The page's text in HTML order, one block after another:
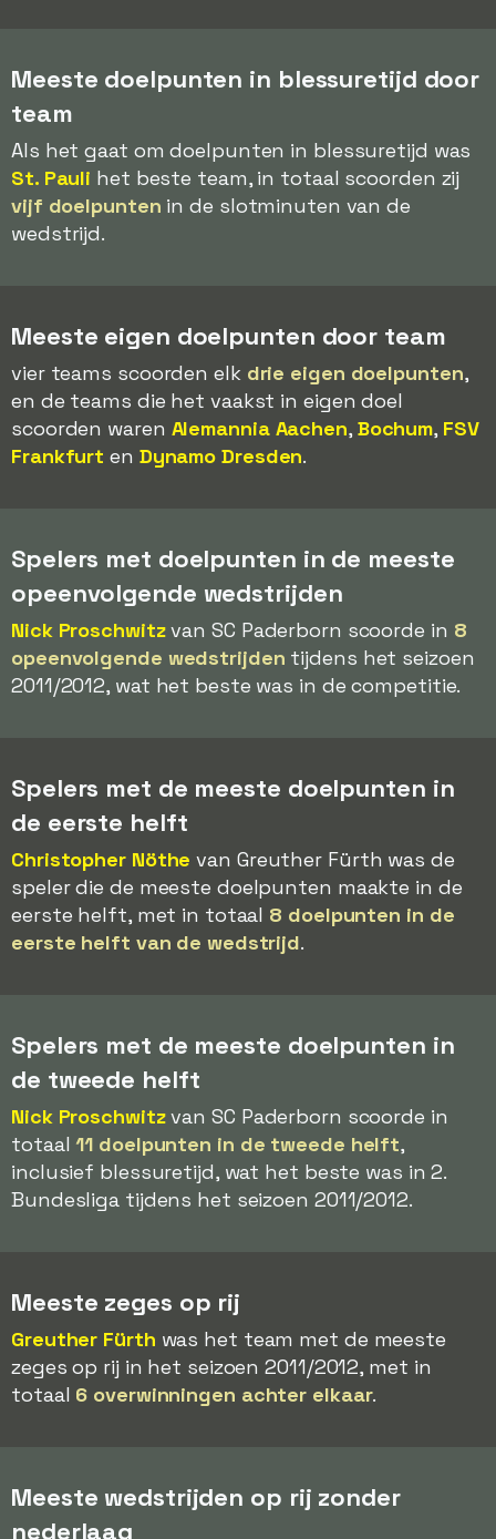
Meeste doelpunten in blessuretijd door
team
Als het gaat om doelpunten in blessuretijd was
St. Pauli het beste team, in totaal scoorden zij
vijf doelpunten in de slotminuten van de
wedstrijd.
Meeste eigen doelpunten door team
vier teams scoorden elk drie eigen doelpunten,
en de teams die het vaakst in eigen doel
scoorden waren Alemannia Aachen, Bochum, FSV
Frankfurt en Dynamo Dresden.
Spelers met doelpunten in de meeste
opeenvolgende wedstrijden
Nick Proschwitzvan SC Paderborn scoorde in 8
opeenvolgende wedstrijden tijdens het seizoen
2011/2012, wat het beste was in de competitie.
Spelers met de meeste doelpunten in
de eerste helft
Christopher Nöthe van Greuther Fürth was de
speler die de meeste doelpunten maakte in de
eerste helft, met in totaal 8 doelpunten in de
eerste helft van de wedstrijd.
Spelers met de meeste doelpunten in
de tweede helft
Nick Proschwitzvan SC Paderborn scoorde in
totaal11 doelpunten in de tweede helft,
inclusief blessuretijd, wat het beste was in 2.
Bundesliga tijdens het seizoen 2011/2012.
Meeste zeges op rij
Greuther Fürth was het team met de meeste
zeges op rij in het seizoen 2011/2012, met in
totaal 6 overwinningen achter elkaar.
Meeste wedstrijden op rij zonder
nederlaag